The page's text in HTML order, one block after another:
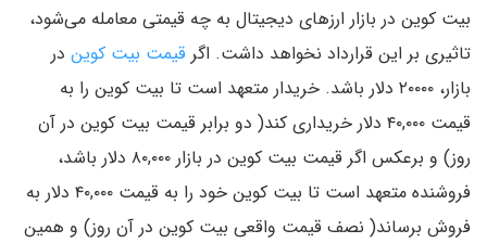
بیت کوین در بازار ارزهای دیجیتال به چه قیمتی معامله می‌شود،
تاثیری بر این قرارداد نخواهد داشت. اگر قیمت بیت کوین در
بازار، ۲۰۰۰۰ دلار باشد. خریدار متعهد است تا بیت کوین را به
قیمت ۴۰,۰۰۰ دلار خریداری کند( دو برابر قیمت بیت کوین در آن
روز) و برعکس اگر قیمت بیت کوین در بازار ۸۰,۰۰۰ دلار باشد،
فروشنده متعهد است تا بیت کوین خود را به قیمت ۴۰,۰۰۰ دلار به
فروش برساند( نصف قیمت واقعی بیت کوین در آن روز) و همین